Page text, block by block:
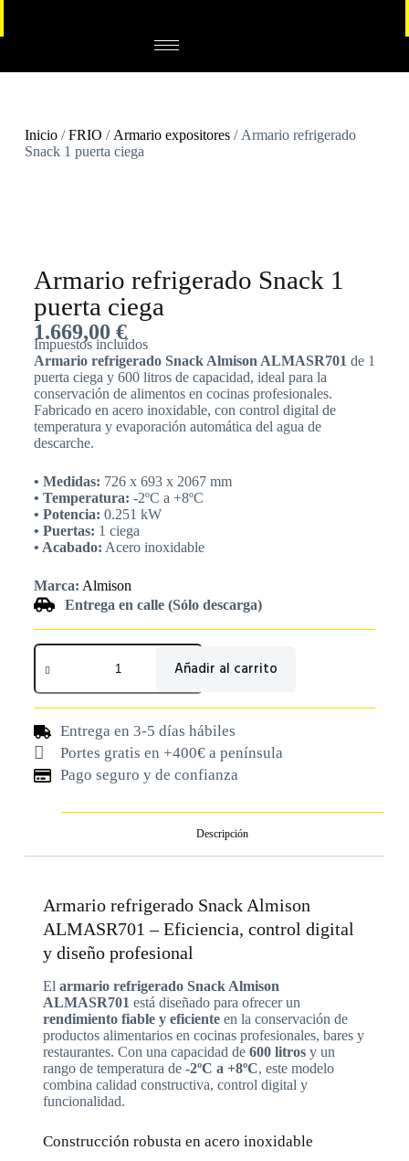
Inicio/FRIO / Armario expositores/ Armario refrigerado
Snack 1 puerta ciega
Armario refrigerado Snack 1
puerta ciega
1.669,00 €
Impuestos incluídos
Armario refrigerado Snack Almison ALMASR701 de 1
puerta ciega y 600 litros de capacidad, ideal para la
conservación de alimentos en cocinas profesionales.
Fabricado en acero inoxidable, con control digital de
temperatura y evaporación automática del agua de
descarche.
• Medidas: 726 x 693 x 2067 mm
• Temperatura: -2ºC a +8ºC
• Potencia: 0.251 kW
• Puertas: 1 ciega
• Acabado: Acero inoxidable
Marca: Almison
Entrega en calle (Sólo descarga)
Añadir al carrito
Entrega en 3-5 días hábiles
Portes gratis en +400€ a península
Pago seguro y de confianza
Descripción
Armario refrigerado Snack Almison
ALMASR701 – Eficiencia, control digital
y diseño profesional
El armario refrigerado Snack Almison
ALMASR701 está diseñado para ofrecer un
rendimiento fiable y eficienteen la conservación de
productos alimentarios en cocinas profesionales, bares y
restaurantes. Con una capacidad de 600 litrosy un
rango de temperatura de -2ºC a +8ºC, este modelo
combina calidad constructiva, control digital y
funcionalidad.
Construcción robusta en acero inoxidable